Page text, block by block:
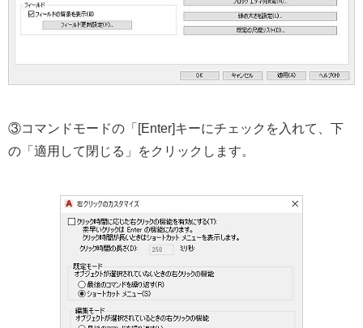
③コマンドモードの「[Enter]キーにチェックを入れて、下
の「適用して閉じる」をクリックします。